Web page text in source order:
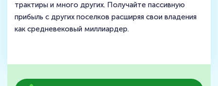
трактиры и много других. Получайте пассивную
прибыль с других поселков расширяя свои владения
как средневековый миллиардер.